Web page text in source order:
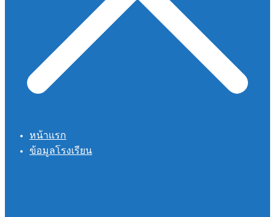
หน้าแรก
ข้อมูลโรงเรียน